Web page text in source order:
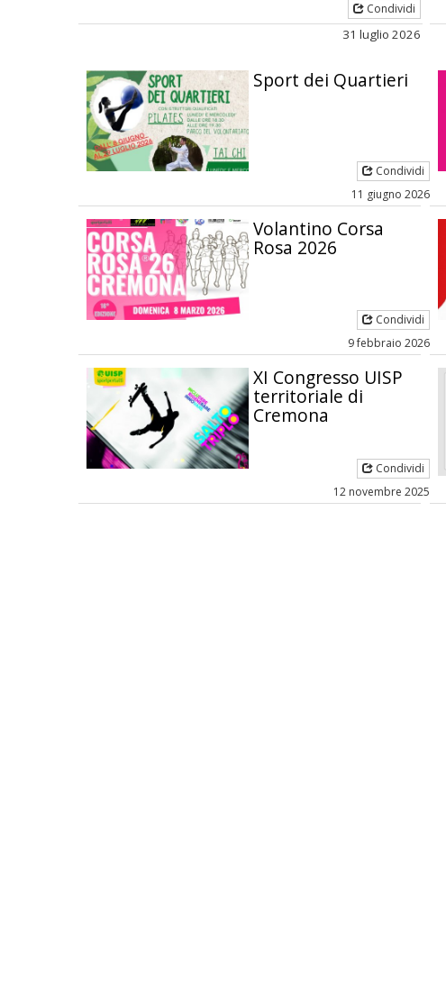
Condividi
31 luglio 2026
Sport dei Quartieri
Condividi
11 giugno 2026
Volantino Corsa
Rosa 2026
Condividi
9 febbraio 2026
XI Congresso UISP
territoriale di
Cremona
Condividi
12 novembre 2025